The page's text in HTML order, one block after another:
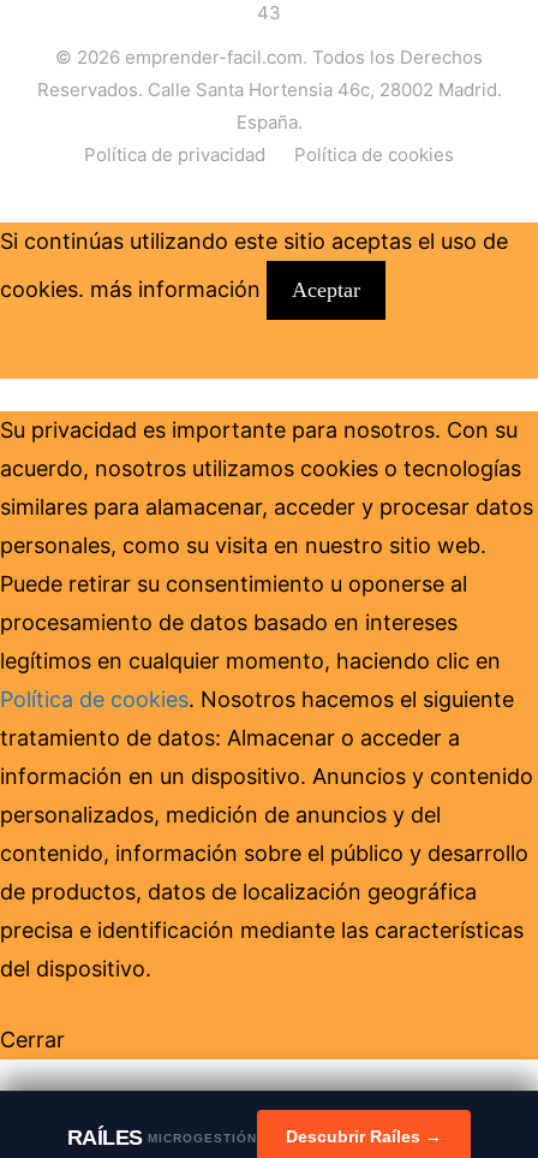
43
© 2026 emprender-facil.com. Todos los Derechos
Reservados. Calle Santa Hortensia 46c, 28002 Madrid.
España.
Política de privacidad
Política de cookies
RAÍLESMICROGESTIÓN Descubrir Raíles →
Si continúas utilizando este sitio aceptas el uso de
cookies. más información Aceptar
Su privacidad es importante para nosotros. Con su
acuerdo, nosotros utilizamos cookies o tecnologías
similares para alamacenar, acceder y procesar datos
personales, como su visita en nuestro sitio web.
Puede retirar su consentimiento u oponerse al
procesamiento de datos basado en intereses
legítimos en cualquier momento, haciendo clic en
Política de cookies. Nosotros hacemos el siguiente
tratamiento de datos: Almacenar o acceder a
información en un dispositivo. Anuncios y contenido
personalizados, medición de anuncios y del
contenido, información sobre el público y desarrollo
de productos, datos de localización geográfica
precisa e identificación mediante las características
del dispositivo.
Cerrar